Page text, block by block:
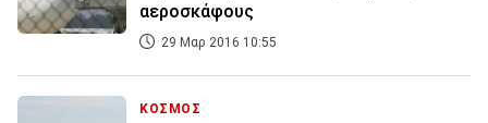
αεροσκάφους
29 Μαρ 2016 10:55
ΚΟΣΜΟΣ